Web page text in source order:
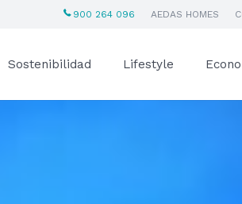
900 264 096 AEDAS HOMES
Sostenibilidad Lifestyle